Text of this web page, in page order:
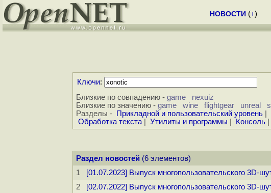
НОВОСТИ (+)
Ключи:
Близкие по совпадению - game
nexuiz
Близкие по значению - game wine flightgear unreal
Разделы -
Прикладной и пользовательский уровень
Обработка текста| Утилиты и программы Консоль
Раздел новостей (6 элементов)
1
[01.07.2023] Выпуск многопользовательского 3D-
2
[02.07.2022] Выпуск многопользовательского 3D-